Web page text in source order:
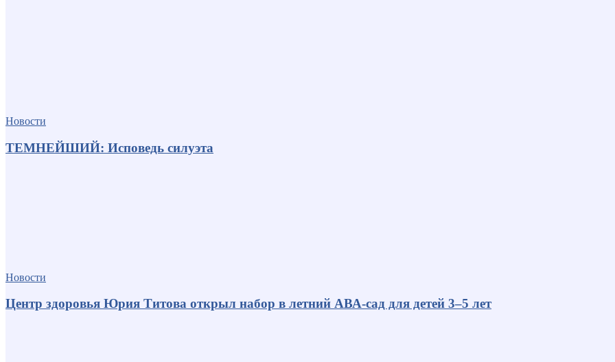
Новости
ТЕМНЕЙШИЙ: Исповедь силуэта
Новости
Центр здоровья Юрия Титова открыл набор в летний АВА-сад для детей 3–5 лет